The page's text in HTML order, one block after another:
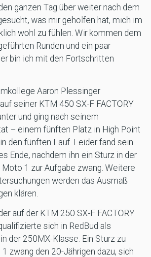
ganzen Tag über weiter nach dem
was mir geholfen hat, mich im
wohl zu fühlen. Wir kommen dem
Runden und ein paar
bin ich mit den Fortschritten
Aaron Plessinger
seiner KTM 450 SX-F FACTORY
und ging nach seinem
– einem fünften Platz in High Point
den fünften Lauf. Leider fand sein
Ende, nachdem ihn ein Sturz in der
1 zur Aufgabe zwang. Weitere
werden das Ausmaß
klären.
auf der KTM 250 SX-F FACTORY
sich in RedBud als
der 250MX-Klasse. Ein Sturz zu
zwang den 20-Jährigen dazu, sich